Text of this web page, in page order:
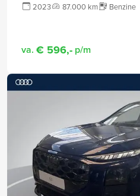
2023 87.000 km Benzine
va. € 596,- p/m